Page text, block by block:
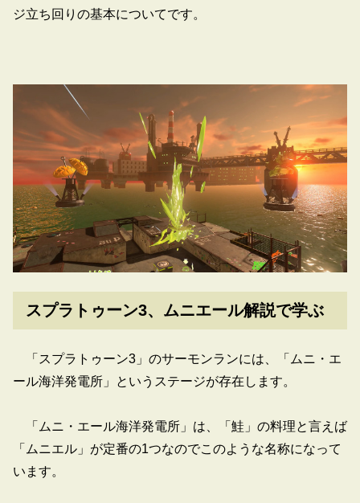
ジ立ち回りの基本についてです。
スプラトゥーン3、ムニエール解説で学ぶ
「スプラトゥーン3」のサーモンランには、「ムニ・エ
ール海洋発電所」というステージが存在します。
「ムニ・エール海洋発電所」は、「鮭」の料理と言えば
「ムニエル」が定番の1つなのでこのような名称になって
います。